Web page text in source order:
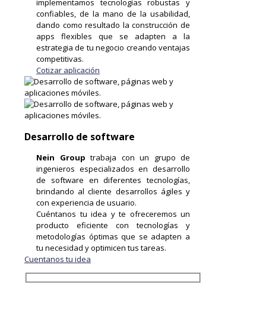
implementamos tecnologías robustas y
confiables, de la mano de la usabilidad,
dando como resultado la construcción de
apps flexibles que se adapten a la
estrategia de tu negocio creando ventajas
competitivas.
Cotizar aplicación
Desarrollo de software
Nein Group trabaja con un grupo de
ingenieros especializados en desarrollo
de software en diferentes tecnologías,
brindando al cliente desarrollos ágiles y
con experiencia de usuario.
Cuéntanos tu idea y te ofreceremos un
producto eficiente con tecnologías y
metodologías óptimas que se adapten a
tu necesidad y optimicen tus tareas.
Cuentanos tu idea